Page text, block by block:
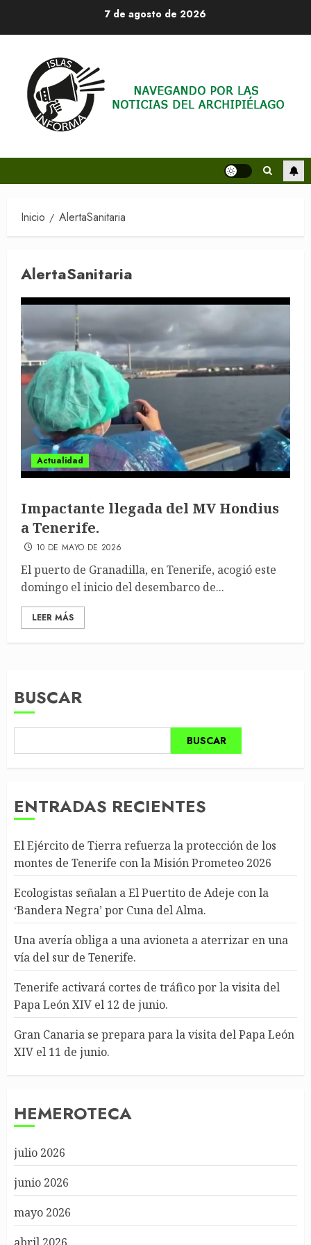
7 de agosto de 2026
Inicio AlertaSanitaria
AlertaSanitaria
Actualidad
Impactante llegada del MV Hondius
a Tenerife.
10 DE MAYO DE 2026
El puerto de Granadilla, en Tenerife, acogió este
domingo el inicio del desembarco de...
LEER MÁS
BUSCAR
BUSCAR
ENTRADAS RECIENTES
El Ejército de Tierra refuerza la protección de los
montes de Tenerife con la Misión Prometeo 2026
Ecologistas señalan a El Puertito de Adeje con la
‘Bandera Negra’ por Cuna del Alma.
Una avería obliga a una avioneta a aterrizar en una
vía del sur de Tenerife.
Tenerife activará cortes de tráfico por la visita del
Papa León XIV el 12 de junio.
Gran Canaria se prepara para la visita del Papa León
XIV el 11 de junio.
HEMEROTECA
julio 2026
junio 2026
mayo 2026